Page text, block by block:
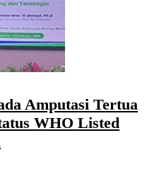
Amputasi Tertua
WHO Listed